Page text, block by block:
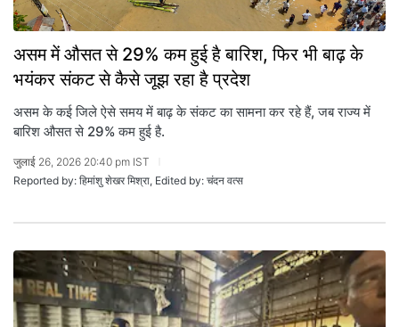
असम में औसत से 29% कम हुई है बारिश, फिर भी बाढ़ के
भयंकर संकट से कैसे जूझ रहा है प्रदेश
असम के कई जिले ऐसे समय में बाढ़ के संकट का सामना कर रहे हैं, जब राज्य में
बारिश औसत से 29% कम हुई है.
जुलाई 26, 2026 20:40 pm IST
Reported by: हिमांशु शेखर मिश्रा, Edited by: चंदन वत्स